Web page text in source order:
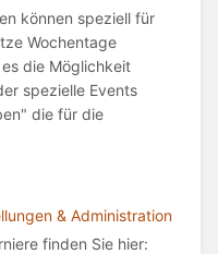
können speziell für
Wochentage
die Möglichkeit
spezielle Events
die für die
& Administration
finden Sie hier: